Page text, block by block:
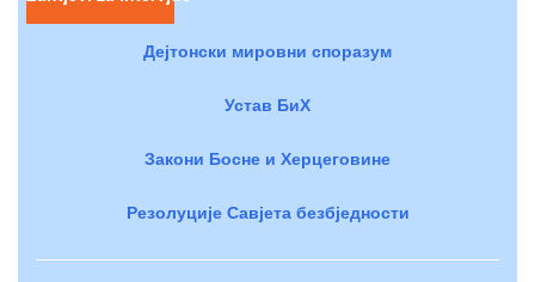
Дејтонски мировни споразум
Устав БиХ
Закони Босне и Херцеговине
Резолуције Савјета безбједности